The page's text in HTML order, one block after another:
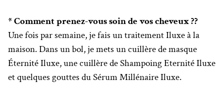
* Comment prenez-vous soin de vos cheveux ??
Une fois par semaine, je fais un traitement Iluxe à la
maison. Dans un bol, je mets un cuillère de masque
Éternité Iluxe, une cuillère de Shampoing Eternité Iluxe
et quelques gouttes du Sérum Millénaire Iluxe.